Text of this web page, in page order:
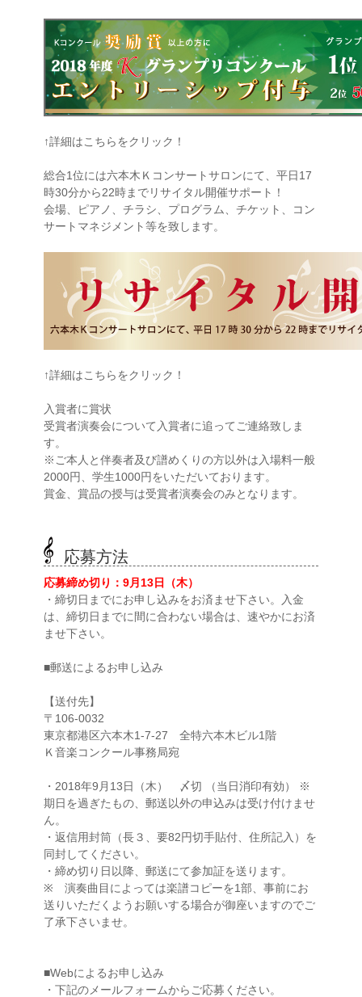
↑詳細はこちらをクリック！
総合1位には六本木Ｋコンサートサロンにて、平日17
時30分から22時までリサイタル開催サポート！
会場、ピアノ、チラシ、プログラム、チケット、コン
サートマネジメント等を致します。
↑詳細はこちらをクリック！
入賞者に賞状
受賞者演奏会について入賞者に追ってご連絡致しま
す。
※ご本人と伴奏者及び譜めくりの方以外は入場料一般
2000円、学生1000円をいただいております。
賞金、賞品の授与は受賞者演奏会のみとなります。
応募方法
応募締め切り：9月13日（木）
・締切日までにお申し込みをお済ませ下さい。入金
は、締切日までに間に合わない場合は、速やかにお済
ませ下さい。
■郵送によるお申し込み
【送付先】
〒106-0032
東京都港区六本木1-7-27 全特六本木ビル1階
Ｋ音楽コンクール事務局宛
・2018年9月13日（木） 〆切 （当日消印有効） ※
期日を過ぎたもの、郵送以外の申込みは受け付けませ
ん。
・返信用封筒（長３、要82円切手貼付、住所記入）を
同封してください。
・締め切り日以降、郵送にて参加証を送ります。
※ 演奏曲目によっては楽譜コピーを1部、事前にお
送りいただくようお願いする場合が御座いますのでご
了承下さいませ。
■Webによるお申し込み
・下記のメールフォームからご応募ください。